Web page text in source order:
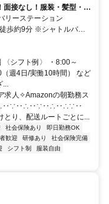
面接なし！服装・髪型・髪
可能！時給UP！
リーステーション
歩約9分 ※シャトルバス
不可
シフト例〉 ・8:00～
週4日/実働10時間） など
求人✧Amazonの朝勤務ス
り、配送ルートごとに...
社会保険あり
即日勤務OK
歓迎 研修あり
社会保険完備
シフト制
服装自由